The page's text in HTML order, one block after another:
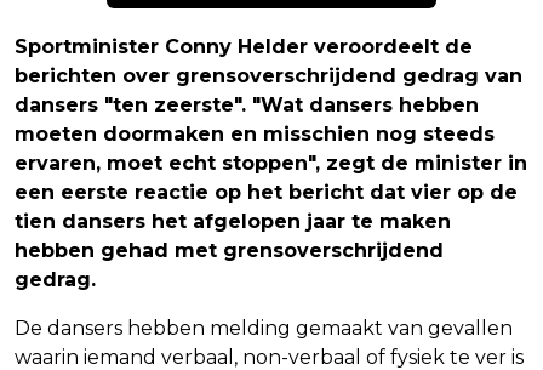
Sportminister Conny Helder veroordeelt de
berichten over grensoverschrijdend gedrag van
dansers "ten zeerste". "Wat dansers hebben
moeten doormaken en misschien nog steeds
ervaren, moet echt stoppen", zegt de minister in
een eerste reactie op het bericht dat vier op de
tien dansers het afgelopen jaar te maken
hebben gehad met grensoverschrijdend
gedrag.
De dansers hebben melding gemaakt van gevallen
waarin iemand verbaal, non-verbaal of fysiek te ver is